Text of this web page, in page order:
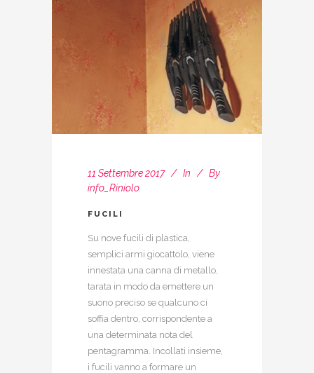
11 Settembre 2017 In
By
info_Riniolo
FUCILI
Su nove fucili di plastica,
semplici armi giocattolo, viene
innestata una canna di metallo,
tarata in modo da emettere un
suono preciso se qualcuno ci
soffia dentro, corrispondente a
una determinata nota del
pentagramma. Incollati insieme,
i fucili vanno a formare un